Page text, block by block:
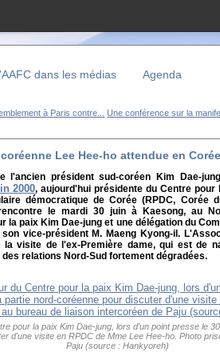
dans les médias Agenda
à Paris contre... Une conférence sur la
Lee Hee-ho attendue en
l'ancien président sud-coréen Kim Dae-
2000, aujourd'hui présidente du Centre
démocratique de Corée (RPDC, Corée
le mardi 30 juin à Kaesong, au
la paix Kim Dae-jung et une délégation du
vice-président M. Maeng Kyong-il.
la visite de l'ex-Première dame, qui est de
relations Nord-Sud fortement dégradées.
pour la paix Kim Dae-jung, lors d'un point presse le
d'une visite en RPDC de Mme Lee Hee-ho. Photo
Paju (source : Hankyoreh)